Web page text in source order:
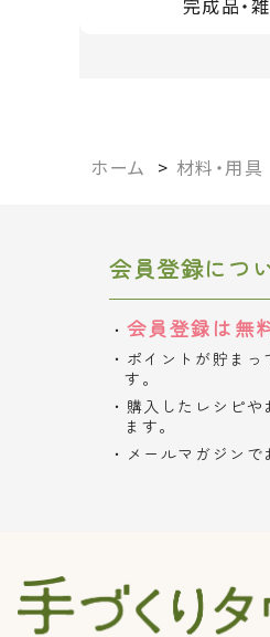
完成品・
ホーム > 材料・用具
会員登録につ
会員登録は無
ポイントが貯まっ
す。
購入したレシピ
ます。
メールマガジンで